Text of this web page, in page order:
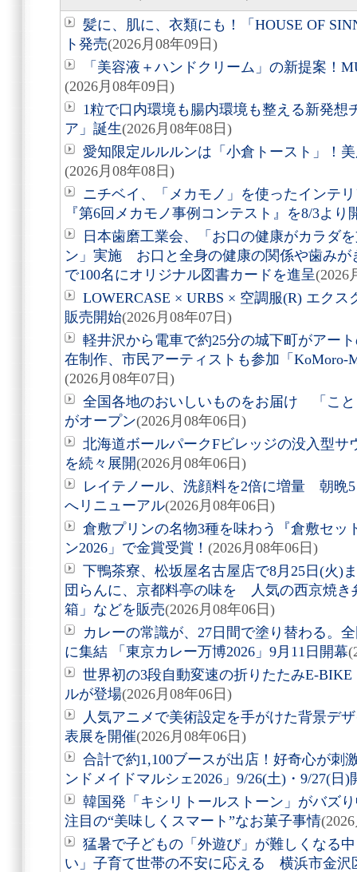
髪に、肌に、衣類にも！「HOUSE OF
ト発売(2026月08年09日)
「美容液＋ハンドクリーム」の新提案！
(2026月08年09日)
1粒で口内環境も腸内環境も整える新発想
ア」誕生(2026月08年08日)
愛知限定ルルルンは「小倉トースト」！
(2026月08年08日)
ニチベイ、「メカモノ」を使ったインテ
『第6回メカモノ事例コンテスト』を8/3より
日本歯磨工業会、「お口の健康がカラダ
ン」実施 お口と全身の健康の関係や歯みが
で100名にオリジナル図書カードを進呈(2026
LOWERCASE × URBS × 空調服(R) エク
販売開始(2026月08年07日)
軽井沢から電車で約25分の城下町がアー
在制作、市民アーティストも参加「KoMoro-
(2026月08年07日)
全国各地のおいしいものをお届け 「こ
がオープン(2026月08年06日)
北海道ボールパークFビレッジの没入型サ
を続々展開(2026月08年06日)
レイテノール、洗顔料を2倍に増量 朝晩
へリニューアル(2026月08年06日)
倉敷プリンの名物3種を味わう『倉敷セッ
ン2026」で金賞受賞！ (2026月08年06日)
下鴨茶寮、松坂屋名古屋店で8月25日(火)
団らんに、京都料亭の味を 人気の西京焼き
箱」などを販売(2026月08年06日)
カレーの常識が、27日間で塗り替わる。
に集結 「東京カレー万博2026」9月11日開幕
世界初の3段自動変速の折りたたみE-
ルが登場(2026月08年06日)
人気アニメで美術設定を手がけた背景デ
表展を開催(2026月08年06日)
合計で約1,100ブースが出店！好奇心が
ンドメイドマルシェ2026」9/26(土)・9/27(日)
韓国発「キシリトールストーン」がバズ
注目の“美味しくスマート”なお菓子事情
猛暑で子どもの「外遊び」が難しくなる
い」子育て世帯の不安に応える 横浜市金沢